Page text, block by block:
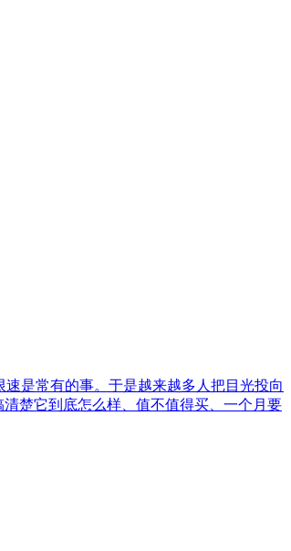
是常有的事。于是越来越多人把目光投向
楚它到底怎么样、值不值得买、一个月要